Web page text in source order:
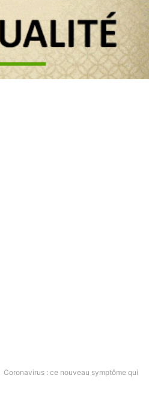
Coronavirus : ce nouveau symptôme qui